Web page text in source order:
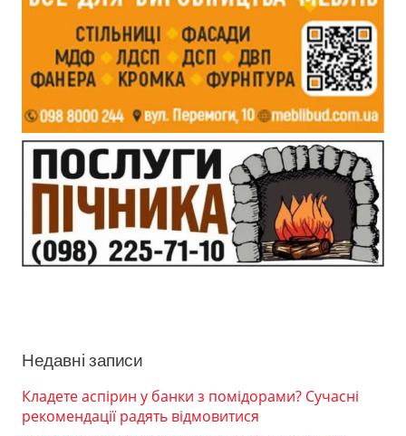
Недавні записи
Кладете аспірин у банки з помідорами? Сучасні
рекомендації радять відмовитися